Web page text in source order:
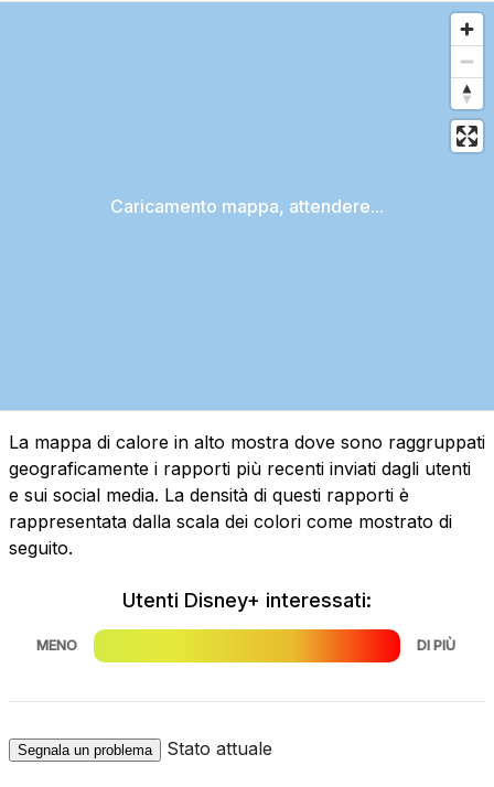
Caricamento mappa, attendere...
La mappa di calore in alto mostra dove sono raggruppati
geograficamente i rapporti più recenti inviati dagli utenti
e sui social media. La densità di questi rapporti è
rappresentata dalla scala dei colori come mostrato di
seguito.
Utenti Disney+ interessati:
MENO DI PIÙ
Segnala un problema Stato attuale